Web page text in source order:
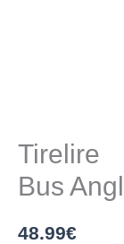
Tirelire
Bus
48.99€